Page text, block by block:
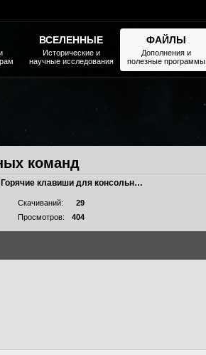
команд
Горячие клавиши для консольных команд
Скачиваний:
29
Просмотров:
404
ВСЕЛЕННЫЕ
Исторические и
научные исследования
ФАЙЛЫ
Дополнения и
полезные программы